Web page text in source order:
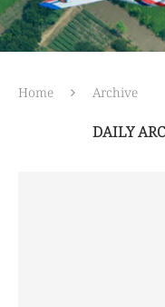
Home Archive
DAILY